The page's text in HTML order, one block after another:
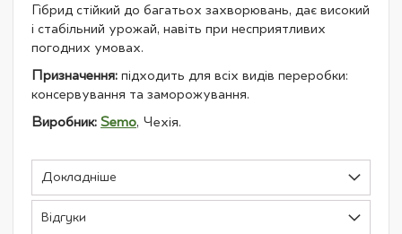
Гібрид стійкий до багатьох захворювань, дає високий
і стабільний урожай, навіть при несприятливих
погодних умовах.
Призначення: підходить для всіх видів переробки:
консервування та заморожування.
Виробник: Semo, Чехія.
Докладніше
Відгуки